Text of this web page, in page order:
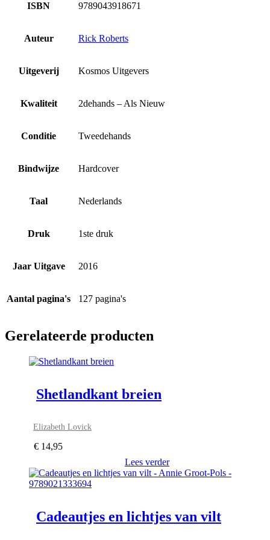
ISBN 9789043918671
Auteur Rick Roberts
Uitgeverij Kosmos Uitgevers
Kwaliteit 2dehands – Als Nieuw
Conditie Tweedehands
Bindwijze Hardcover
Taal Nederlands
Druk 1ste druk
Jaar Uitgave 2016
Aantal pagina's 127 pagina's
Gerelateerde producten
Shetlandkant breien
Elizabeth Lovick
€ 14,95
Lees verder
Cadeautjes en lichtjes van vilt